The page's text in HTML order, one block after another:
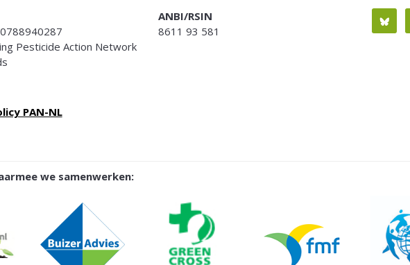
Pesticide Action Network
PAN-NL
ANBI/RSIN
8611 93 581
we samenwerken: